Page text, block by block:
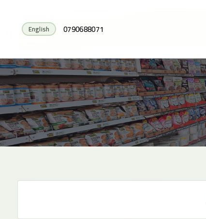
0790688071
English